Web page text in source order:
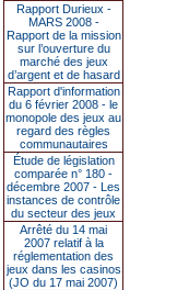
Rapport Durieux -
MARS 2008 -
Rapport de la mission
sur l’ouverture du
marché des jeux
d’argent et de hasard
Rapport d'information
du 6 février 2008 - le
monopole des jeux au
regard des règles
communautaires
Étude de législation
comparée n° 180 -
décembre 2007 - Les
instances de contrôle
du secteur des jeux
Arrêté du 14 mai
2007 relatif à la
réglementation des
jeux dans les casinos
(JO du 17 mai 2007)